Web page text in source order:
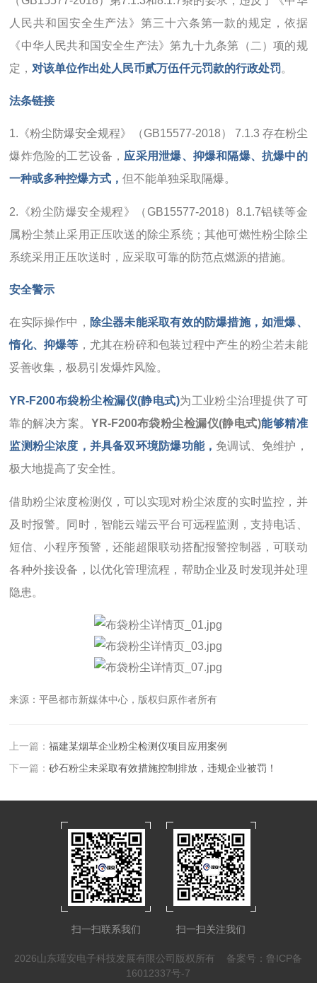
人民共和国安全生产法》第三十六条第一款的规定，依据
《中华人民共和国安全生产法》第九十九条第（二）项的规
定， 对该单位作出处人民币贰万伍仟元罚款的行政处罚。
法条链接
1.《粉尘防爆安全规程》（GB15577-2018） 7.1.3 存在粉尘
爆炸危险的工艺设备， 应采用泄爆、抑爆和隔爆、抗爆中的
一种或多种控爆方式，但不能单独采取隔爆。
2.《粉尘防爆安全规程》（GB15577-2018）8.1.7铝镁等金
属粉尘禁止采用正压吹送的除尘系统；其他可燃性粉尘除尘
系统采用正压吹送时，应采取可靠的防范点燃源的措施。
安全警示
在实际操作中， 除尘器未能采取有效的防爆措施，如泄爆、
惰化、抑爆等 ，尤其在粉碎和包装过程中产生的粉尘若未能
妥善收集，极易引发爆炸风险。
YR-F200布袋粉尘检漏仪(静电式)为工业粉尘治理提供了可
靠的解决方案。 YR-F200布袋粉尘检漏仪(静电式)能够精准
监测粉尘浓度，并具备双环境防爆功能， 免调试、免维护，
极大地提高了安全性。
借助粉尘浓度检测仪，可以实现对粉尘浓度的实时监控，并
及时报警。同时，智能云端云平台可远程监测，支持电话、
短信、小程序预警，还能超限联动搭配报警控制器，可联动
各种外接设备，以优化管理流程，帮助企业及时发现并处理
隐患。
来源：平邑都市新媒体中心，版权归原作者所有
上一篇：福建某烟草企业粉尘检测仪项目应用案例
下一篇：砂石粉尘未采取有效措施控制排放，违规企业被罚！
扫一扫联系我们 扫一扫关注我们
2026山东瑶安电子科技发展有限公司版权所有 备案号：鲁ICP备
16012337号-7